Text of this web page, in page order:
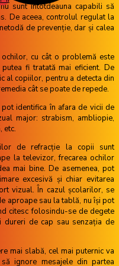
sunt întotdeauna capabili să
De aceea, controlul regulat la
de prevenţie, dar şi calea
cu cât o problemă este
fi tratată mai eficient. De
al copiilor, pentru a detecta din
cât se poate de repede.
identifica în afara de vicii de
major: strabism, ambliopie,
etc.
de refracție la copii sunt
la televizor, frecarea ochilor
mai bine. De asemenea, pot
excesivă și chiar evitarea
vizual. În cazul școlarilor, se
aproape sau la tablă, nu își pot
citesc folosindu-se de degete
dureri de cap sau senzația de
mai slabă, cel mai puternic va
ignore mesajele din partea